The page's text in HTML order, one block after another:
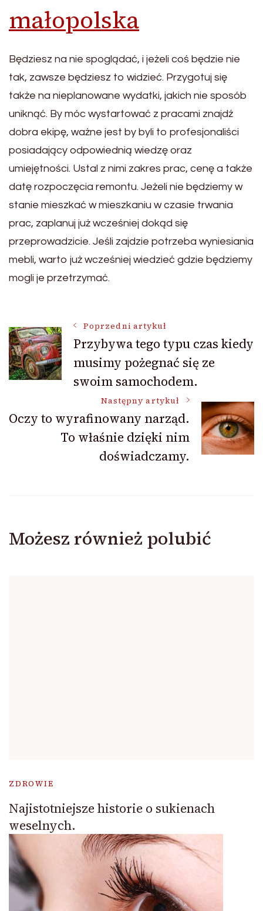
małopolska
Będziesz na nie spoglądać, i jeżeli coś będzie nie
tak, zawsze będziesz to widzieć. Przygotuj się
także na nieplanowane wydatki, jakich nie sposób
uniknąć. By móc wystartować z pracami znajdź
dobra ekipę, ważne jest by byli to profesjonaliści
posiadający odpowiednią wiedzę oraz
umiejętności. Ustal z nimi zakres prac, cenę a także
datę rozpoczęcia remontu. Jeżeli nie będziemy w
stanie mieszkać w mieszkaniu w czasie trwania
prac, zaplanuj już wcześniej dokąd się
przeprowadzicie. Jeśli zajdzie potrzeba wyniesiania
mebli, warto już wcześniej wiedzieć gdzie będziemy
mogli je przetrzymać.
Nawigacja
wpisu
Poprzedni artykuł
Przybywa tego typu czas kiedy
musimy pożegnać się ze
swoim samochodem.
Następny artykuł
Oczy to wyrafinowany narząd.
To właśnie dzięki nim
doświadczamy.
Możesz również polubić
ZDROWIE
Najistotniejsze historie o sukienach
weselnych.